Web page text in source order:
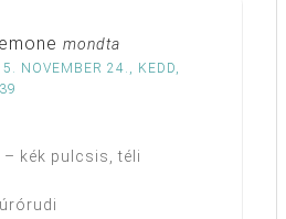
mondta
NOVEMBER 24., KEDD,
kék pulcsis, téli